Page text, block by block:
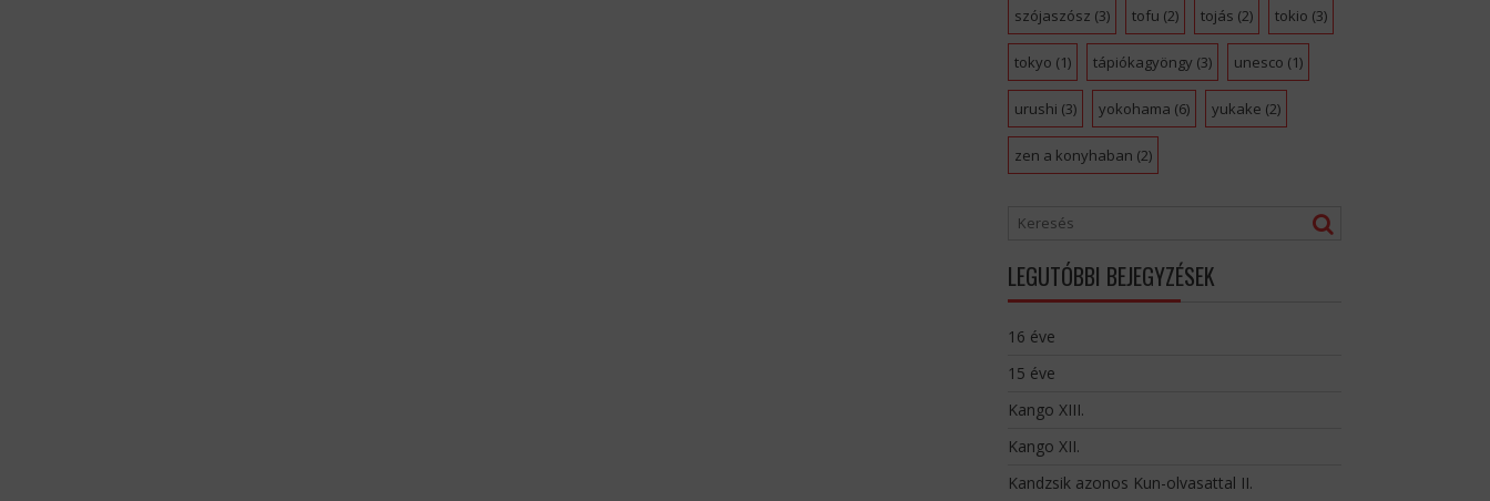
szójaszósz (3) tofu (2) tojás (2) tokio (3)
tokyo (1) tápiókagyöngy (3) unesco (1)
urushi (3) yokohama (6) yukake (2)
zen a konyhaban (2)
LEGUTÓBBI BEJEGYZÉSEK
16 éve
15 éve
Kango XIII.
Kango XII.
Kandzsik azonos Kun-olvasattal II.